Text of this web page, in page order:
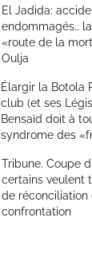
El Jadida:
endommagés…
«route de la
Oulja
Élargir la Botola
club (et ses
Bensaïd doit à
syndrome des
Tribune. Coupe
certains veulent
de réconciliation
confrontation